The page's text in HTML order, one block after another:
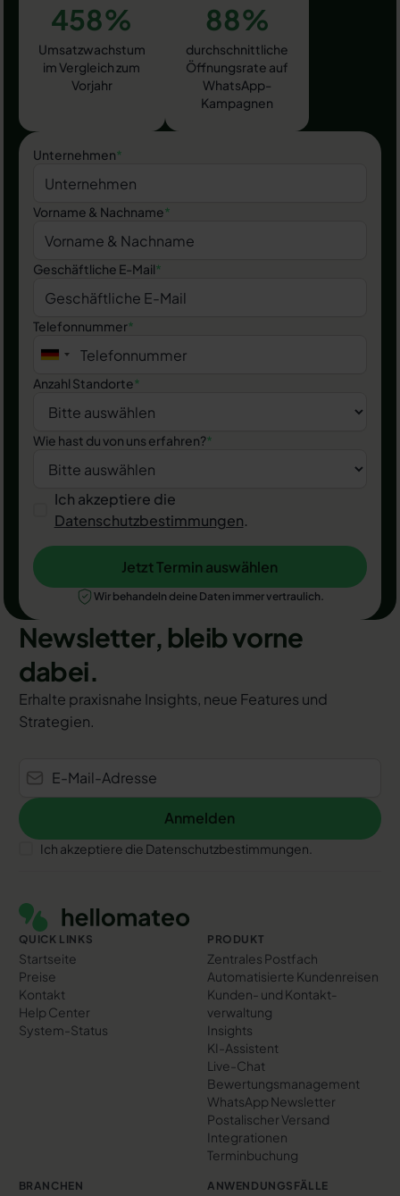
458%
Umsatzwachstum
im Vergleich zum
Vorjahr
88%
durchschnittliche
Öffnungsrate auf
WhatsApp-
Kampagnen
Unternehmen*
Vorname & Nachname*
Geschäftliche E-Mail*
Telefonnummer*
Anzahl Standorte*
Wie hast du von uns erfahren?*
Ich akzeptiere die
Datenschutzbestimmungen.
Jetzt Termin auswählen
Jetzt Termin auswählen
Wir behandeln deine Daten immer vertraulich.
Newsletter, bleib vorne
dabei.
Erhalte praxisnahe Insights, neue Features und
Strategien.
Anmelden
Anmelden
Ich akzeptiere die Datenschutzbestimmungen.
QUICK LINKS
Startseite
Preise
Kontakt
Help Center
System-Status
PRODUKT
Zentrales Postfach
Automatisierte Kundenreisen
Kunden- und Kontakt­
verwaltung
Insights
KI-Assistent
Live-Chat
Bewertungs­management
WhatsApp Newsletter
Postalischer Versand
Integrationen
Terminbuchung
BRANCHEN ANWENDUNGSFÄLLE